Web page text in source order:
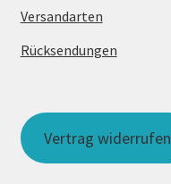
Versandarten
Rücksendungen
Vertrag widerrufen